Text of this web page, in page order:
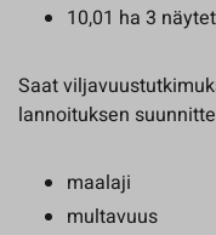
10,01 ha 3
Saat
lannoituksen
maalaji
multavuus